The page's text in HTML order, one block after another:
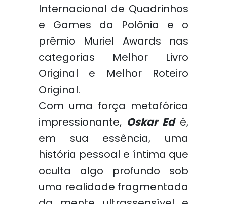
Internacional de Quadrinhos
e Games da Polônia e o
prêmio Muriel Awards nas
categorias Melhor Livro
Original e Melhor Roteiro
Original.
Com uma força metafórica
impressionante, Oskar Edé,
em sua essência, uma
história pessoal e íntima que
oculta algo profundo sob
uma realidade fragmentada